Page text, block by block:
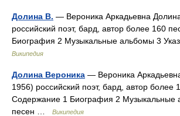
Долина В. — Вероника Аркадьевна
российский поэт, бард, автор более 160
Биография 2 Музыкальные альбомы 3
Википедия
Долина Вероника — Вероника
1956) российский поэт, бард, автор более
Содержание 1 Биография 2 Музыкальные
песен …
Википедия